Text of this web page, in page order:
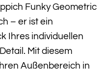
Funky Geometric
– er ist ein
Ihres individuellen
Mit diesem
Außenbereich in